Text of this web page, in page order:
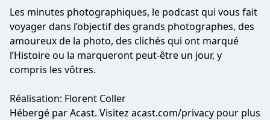
Les minutes photographiques, le podcast qui vous fait
voyager dans l’objectif des grands photographes, des
amoureux de la photo, des clichés qui ont marqué
l’Histoire ou la marqueront peut-être un jour, y
compris les vôtres.
Réalisation: Florent Coller
Hébergé par Acast. Visitez acast.com/privacy pour plus